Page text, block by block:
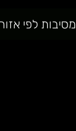
מסיבות לפי